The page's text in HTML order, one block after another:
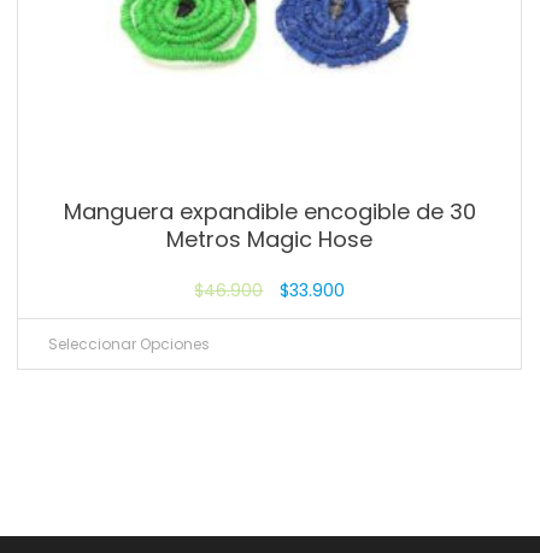
Manguera expandible encogible de 30
Metros Magic Hose
$46.900 $33.900
Seleccionar Opciones